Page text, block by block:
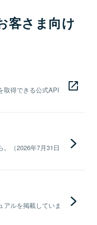
客さま向け
取得できる公式API
（2026年7月31日
アルを掲載していま